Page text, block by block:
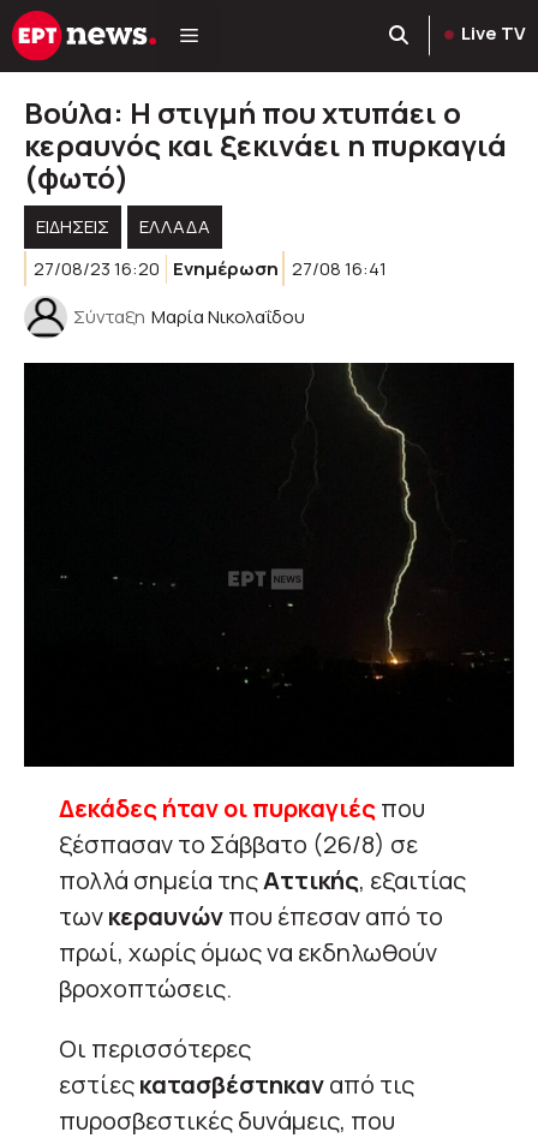
Μετάβαση
σε
Live TV
Βούλα: Η στιγμή που χτυπάει ο
κεραυνός και ξεκινάει η πυρκαγιά
(φωτό)
ΕΙΔΗΣΕΙΣ
ΕΛΛΑΔΑ
27/08/23 16:20
Ενημέρωση 27/08 16:41
Σύνταξη Μαρία Νικολαΐδου
Δεκάδες ήταν οι πυρκαγιέςπου
ξέσπασαν το Σάββατο (26/8) σε
πολλά σημεία τηςΑττικής, εξαιτίας
τωνκεραυνώνπου έπεσαν από το
πρωί, χωρίς όμως να εκδηλωθούν
βροχοπτώσεις.
Οι περισσότερες
εστίεςκατασβέστηκαναπό τις
πυροσβεστικές δυνάμεις, που